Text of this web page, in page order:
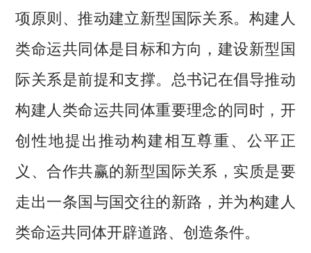
项原则、推动建立新型国际关系。构建人
类命运共同体是目标和方向，建设新型国
际关系是前提和支撑。总书记在倡导推动
构建人类命运共同体重要理念的同时，开
创性地提出推动构建相互尊重、公平正
义、合作共赢的新型国际关系，实质是要
走出一条国与国交往的新路，并为构建人
类命运共同体开辟道路、创造条件。